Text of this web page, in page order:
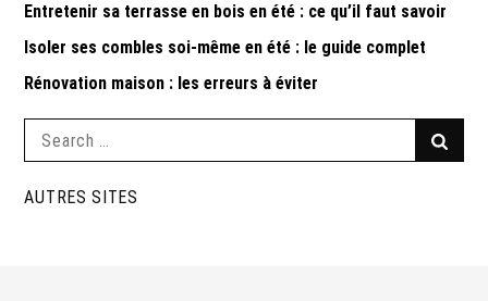
Entretenir sa terrasse en bois en été : ce qu’il faut savoir
Isoler ses combles soi-même en été : le guide complet
Rénovation maison : les erreurs à éviter
Search
AUTRES SITES